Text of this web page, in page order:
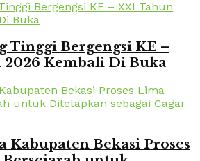
Tinggi Bergengsi KE –
Kembali Di Buka
Kabupaten Bekasi Proses